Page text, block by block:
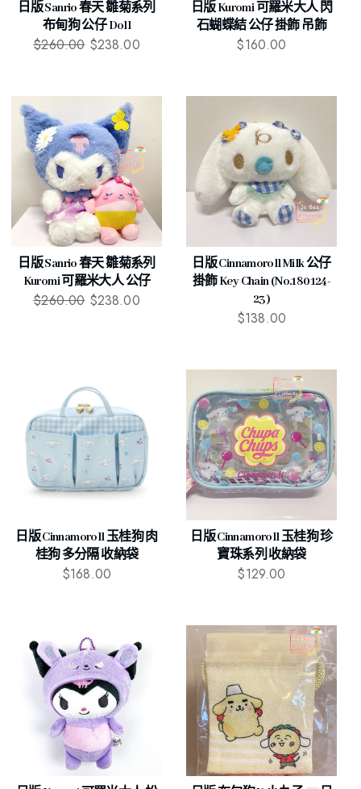
日版 Sanrio 春天 雛菊系列
布甸狗 公仔 Doll
$260.00 $238.00
日版 Kuromi 可羅米大人 閃
石蝴蝶結 公仔 掛飾 吊飾
$160.00
日版 Sanrio 春天 雛菊系列
Kuromi 可羅米大人 公仔
$260.00 $238.00
日版 Cinnamoroll Milk 公仔
掛飾 Key Chain (No.180124-
23)
$138.00
日版 Cinnamoroll 玉桂狗 肉
桂狗 多分隔 收納袋
$168.00
日版 Cinnamoroll 玉桂狗 珍
寶珠系列 收納袋
$129.00